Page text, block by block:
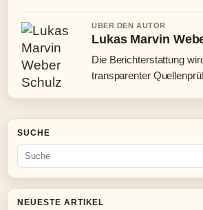
UBER DEN AUTOR
Lukas Marvin
Die Berichterstattung
transparenter
SUCHE
NEUESTE ARTIKEL